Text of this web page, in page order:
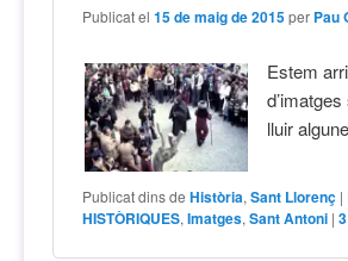
Publicat el15 de maig de 2015 per Pau
Estem
lluir
Publicat dins de Història,Sant Llorenç |
HISTÒRIQUES,Imatges,Sant Antoni |3